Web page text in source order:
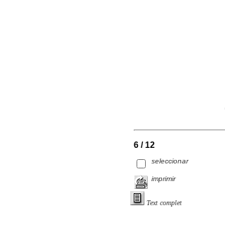
6 / 12
seleccionar
imprimir
Text complet